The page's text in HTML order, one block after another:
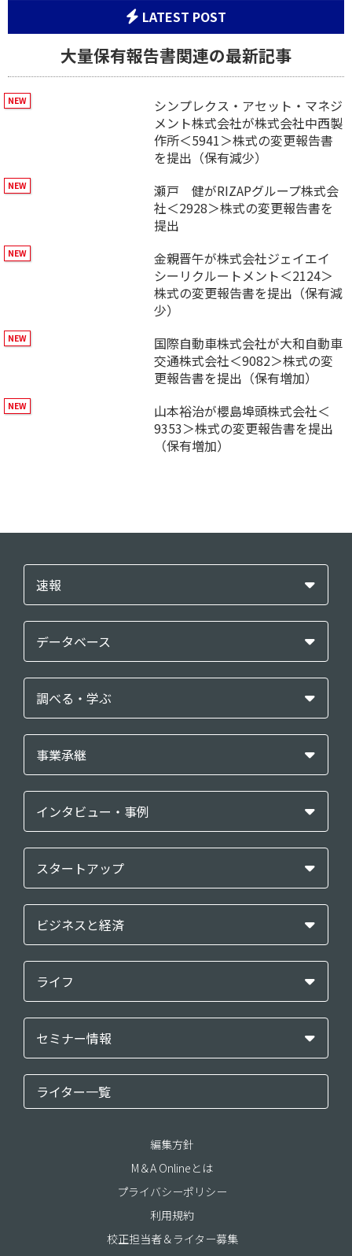
LATEST POST
大量保有報告書関連の最新記事
シンプレクス・アセット・マネジ
メント株式会社が株式会社中西製
作所＜5941＞株式の変更報告書
を提出（保有減少）
瀬戸 健がRIZAPグループ株式会
社＜2928＞株式の変更報告書を
提出
金親晋午が株式会社ジェイエイ
シーリクルートメント＜2124＞
株式の変更報告書を提出（保有減
少）
国際自動車株式会社が大和自動車
交通株式会社＜9082＞株式の変
更報告書を提出（保有増加）
山本裕治が櫻島埠頭株式会社＜
9353＞株式の変更報告書を提出
（保有増加）
速報
データベース
調べる・学ぶ
事業承継
インタビュー・事例
スタートアップ
ビジネスと経済
ライフ
セミナー情報
ライター一覧
編集方針
M＆A Onlineとは
プライバシーポリシー
利用規約
校正担当者＆ライター募集